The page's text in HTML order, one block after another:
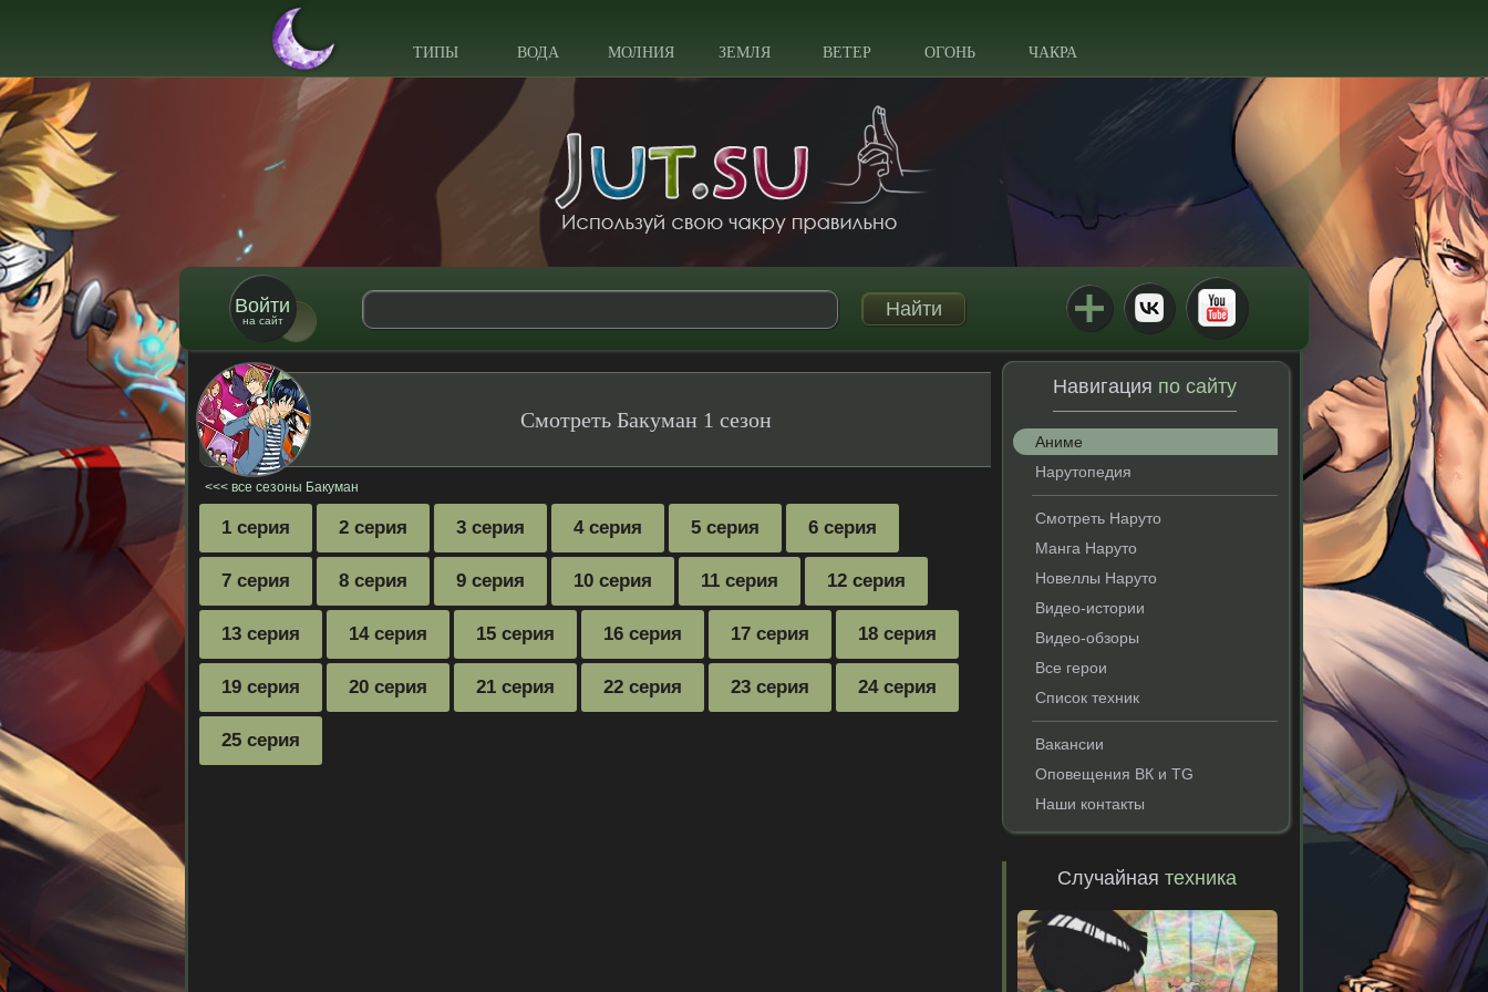
ТИПЫ ВОДА МОЛНИЯ ЗЕМЛЯ ВЕТЕР ОГОНЬ ЧАКРА
Войти
на сайт
Смотреть Бакуман 1 сезон
все сезоны Бакуман
1 серия 2 серия 3 серия 4 серия 5 серия 6 серия
7 серия 8 серия 9 серия 10 серия 11 серия 12 серия
13 серия 14 серия 15 серия 16 серия 17 серия 18 серия
19 серия 20 серия 21 серия 22 серия 23 серия 24 серия
25 серия
Навигация по сайту
Аниме
Нарутопедия
Смотреть Наруто
Манга Наруто
Новеллы Наруто
Видео-истории
Видео-обзоры
Все герои
Список техник
Вакансии
Оповещения ВК и TG
Наши контакты
Случайнаятехника